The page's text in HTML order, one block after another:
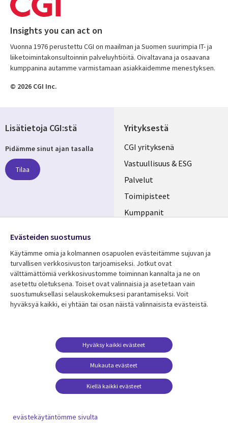
Insights you can act on
Vuonna 1976 perustettu CGI on maailman ja Suomen suurimpia IT- ja
liiketoimintakonsultoinnin palveluyhtiöitä. Oivaltavana ja osaavana
kumppanina autamme varmistamaan asiakkaidemme menestyksen.
© 2026 CGI Inc.
Yrityksestä
Useful
links
FINLAND
CGI yrityksenä
Vastuullisuus & ESG
Palvelut
Toimipisteet
Kumppanit
Resurssikeskus
Library
FINLAND
Asiakastarinat
Lisätietoa
Legal
Tietosuoja
Käyttöehdot
Yhteystiedot
Evästeasetuksesi
Lisätietoja CGI:stä
Pidämme sinut ajan tasalla
Tilaa
Media
FINLAND
Evästeiden suostumus
Käytämme omia ja kolmannen osapuolen evästeitämme sujuvan ja
turvallisen verkkosivuston tarjoamiseksi. Jotkut ovat
välttämättömiä verkkosivustomme toiminnan kannalta ja ne on
asetettu oletuksena. Toiset ovat valinnaisia ​​ja asetetaan vain
suostumuksellasi selauskokemuksesi parantamiseksi. Voit
hyväksyä kaikki, ei yhtään tai osan näistä valinnaisista evästeistä.
Mukauta evästeet
Hyväksy kaikki evästeet
Kiellä kaikki evästeet
evästekäytäntömme sivulta